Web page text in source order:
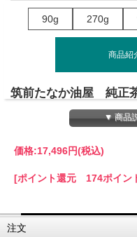
90g 270g
商品紹
筑前たなか油屋 純正
注生産商品)
酸化しにくく、健康にも美
▼ 商品
価格:17,496円(税込)
[ポイント還元 174ポイン
注文